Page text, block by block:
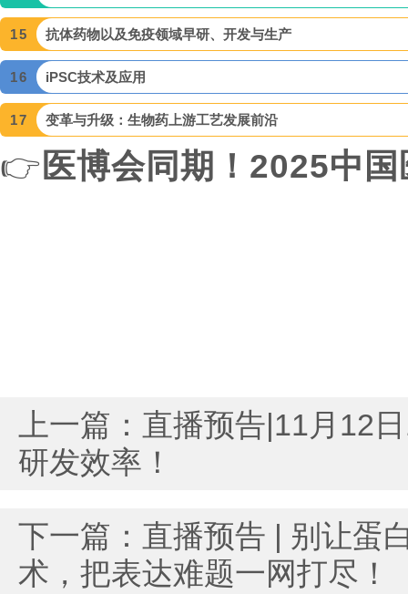
15 抗体药物以及免疫领域早研、开发与生产
16 iPSC技术及应用
17 变革与升级：生物药上游工艺发展前沿
👉 医博会同期！2025中
上一篇： 直播预告|11月12
研发效率！
下一篇： 直播预告 | 别让蛋
术，把表达难题一网打尽！